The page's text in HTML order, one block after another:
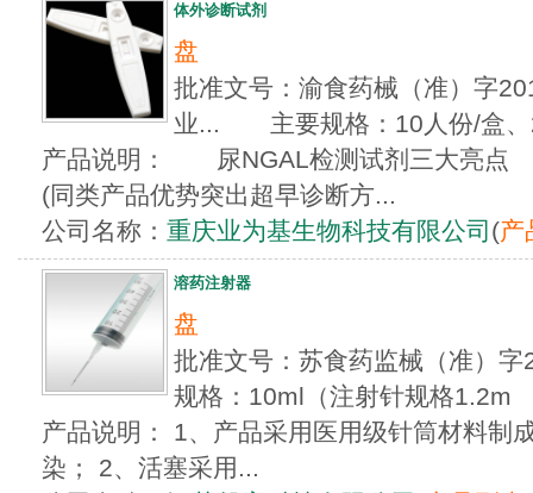
体外诊断试剂
盘
批准文号：渝食药械（准）字
业... 主要规格：10人份/盒、
产品说明： 尿NGAL检测试剂三大亮
(同类产品优势突出超早诊断方...
公司名称： 重庆业为基生物科技有限公司 (产
溶药注射器
盘
批准文号：苏食药监械（准
规格：10ml（注射针规格1.2m
产品说明： 1、产品采用医用级针筒材料制
染； 2、活塞采用...